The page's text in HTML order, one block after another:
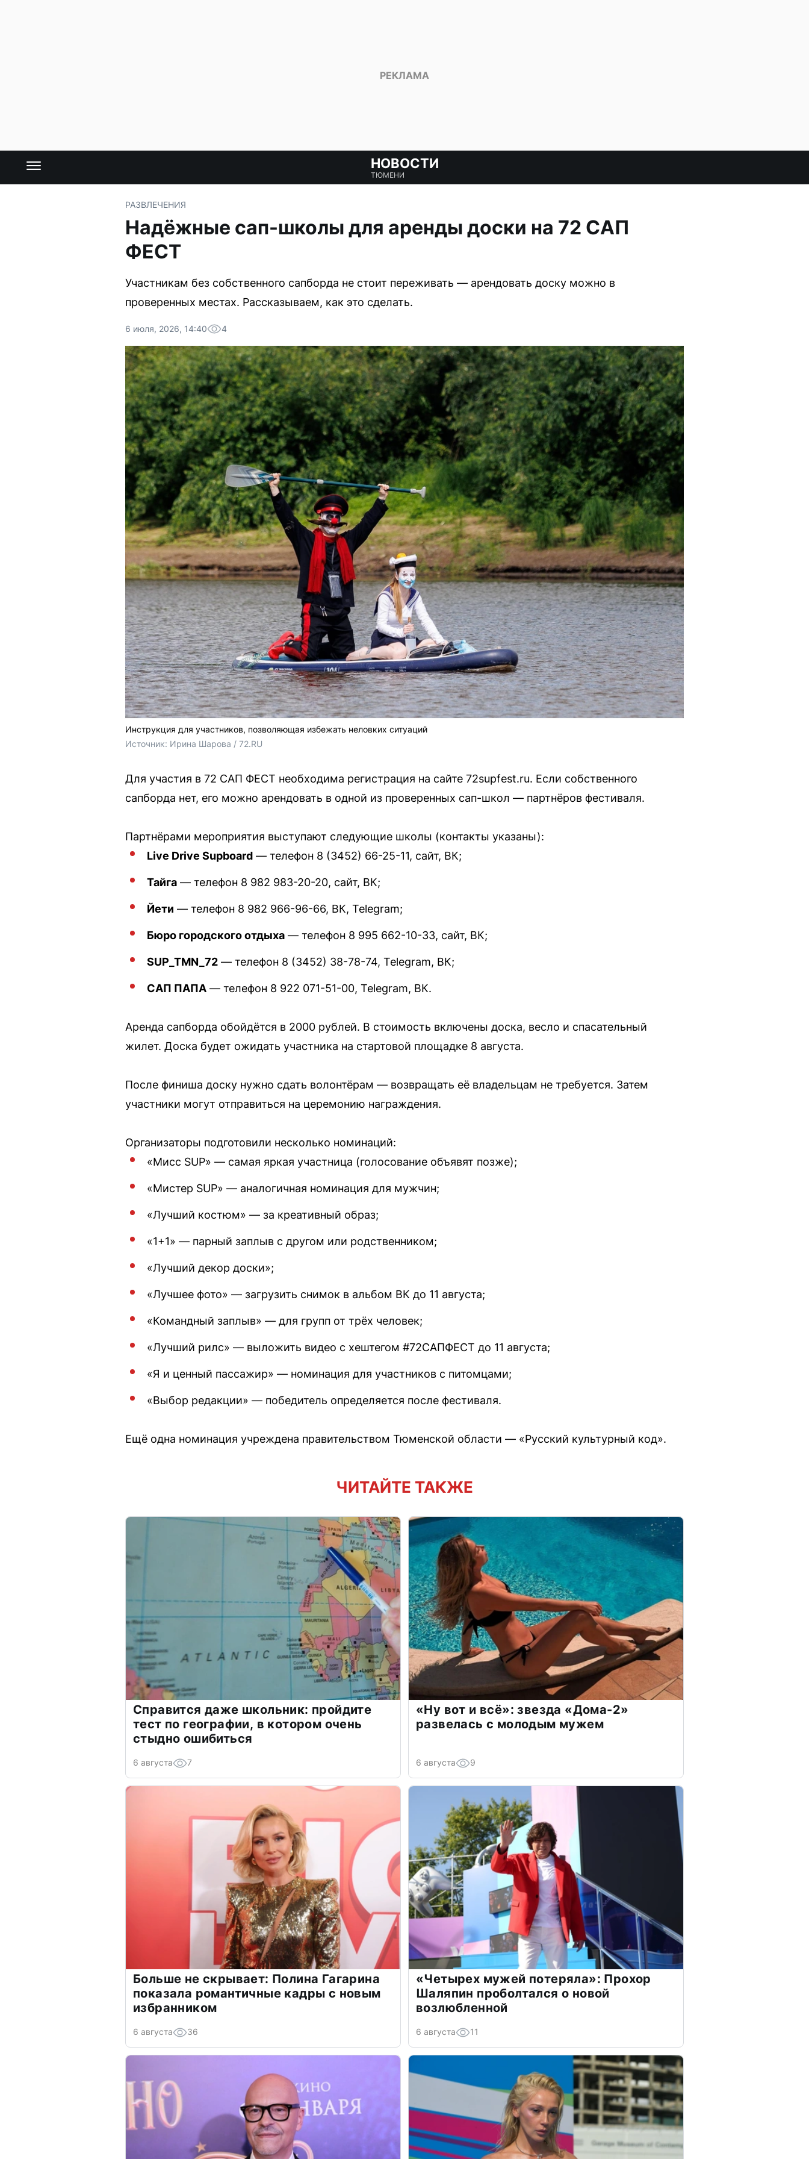
НОВОСТИ
ТЮМЕНИ
РАЗВЛЕЧЕНИЯ
Надёжные сап-школы для аренды доски на 72 САП
ФЕСТ
Участникам без собственного сапборда не стоит переживать — арендовать доску можно в
проверенных местах. Рассказываем, как это сделать.
6 июля, 2026, 14:40 4
Инструкция для участников, позволяющая избежать неловких ситуаций
Источник: Ирина Шарова / 72.RU
Для участия в 72 САП ФЕСТ необходима регистрация на сайте 72supfest.ru. Если собственного
сапборда нет, его можно арендовать в одной из проверенных сап-школ — партнёров фестиваля.
Партнёрами мероприятия выступают следующие школы (контакты указаны):
Live Drive Supboard — телефон 8 (3452) 66-25-11, сайт, ВК;
Тайга — телефон 8 982 983-20-20, сайт, ВК;
Йети — телефон 8 982 966-96-66, ВК, Telegram;
Бюро городского отдыха — телефон 8 995 662-10-33, сайт, ВК;
SUP_TMN_72 — телефон 8 (3452) 38-78-74, Telegram, ВК;
САП ПАПА — телефон 8 922 071-51-00, Telegram, ВК.
Аренда сапборда обойдётся в 2000 рублей. В стоимость включены доска, весло и спасательный
жилет. Доска будет ожидать участника на стартовой площадке 8 августа.
После финиша доску нужно сдать волонтёрам — возвращать её владельцам не требуется. Затем
участники могут отправиться на церемонию награждения.
Организаторы подготовили несколько номинаций:
«Мисс SUP» — самая яркая участница (голосование объявят позже);
«Мистер SUP» — аналогичная номинация для мужчин;
«Лучший костюм» — за креативный образ;
«1+1» — парный заплыв с другом или родственником;
«Лучший декор доски»;
«Лучшее фото» — загрузить снимок в альбом ВК до 11 августа;
«Командный заплыв» — для групп от трёх человек;
«Лучший рилс» — выложить видео с хештегом #72САПФЕСТ до 11 августа;
«Я и ценный пассажир» — номинация для участников с питомцами;
«Выбор редакции» — победитель определяется после фестиваля.
Ещё одна номинация учреждена правительством Тюменской области — «Русский культурный код».
ЧИТАЙТЕ ТАКЖЕ
Справится даже школьник: пройдите
тест по географии, в котором очень
стыдно ошибиться
6 августа 7
«Ну вот и всё»: звезда «Дома-2»
развелась с молодым мужем
6 августа 9
Больше не скрывает: Полина Гагарина
показала романтичные кадры с новым
избранником
6 августа 36
«Четырех мужей потеряла»: Прохор
Шаляпин проболтался о новой
возлюбленной
6 августа 11